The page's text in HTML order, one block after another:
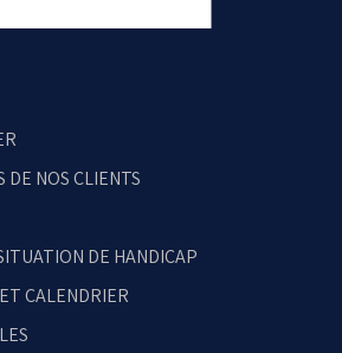
DE NOS CLIENTS
DE HANDICAP
CALENDRIER